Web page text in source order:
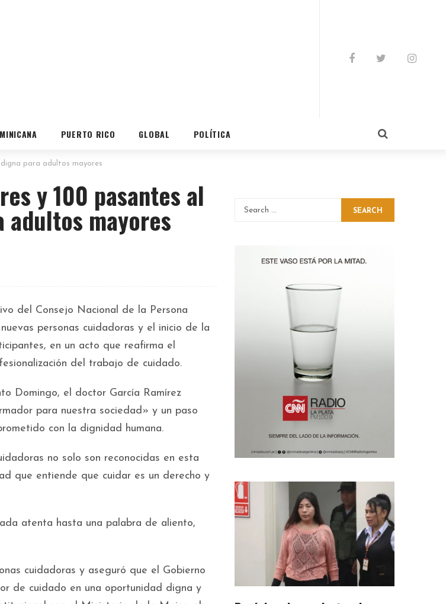
PUERTO RICO GLOBAL POLÍTICA
para adultos mayores
y 100 pasantes al
mayores
del Consejo Nacional de la Persona
personas cuidadoras y el inicio de la
en un acto que reafirma el
del trabajo de cuidado.
Domingo, el doctor García Ramírez
para nuestra sociedad» y un paso
con la dignidad humana.
no solo son reconocidas en esta
que entiende que cuidar es un derecho y
atenta hasta una palabra de aliento,
cuidadoras y aseguró que el Gobierno
de cuidado en una oportunidad digna y
SEARCH